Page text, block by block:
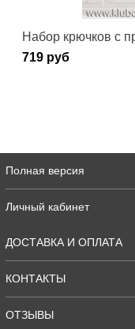
Набор крючков с
719 руб
Полная версия
Личный кабинет
ДОСТАВКА И ОПЛАТА
КОНТАКТЫ
ОТЗЫВЫ